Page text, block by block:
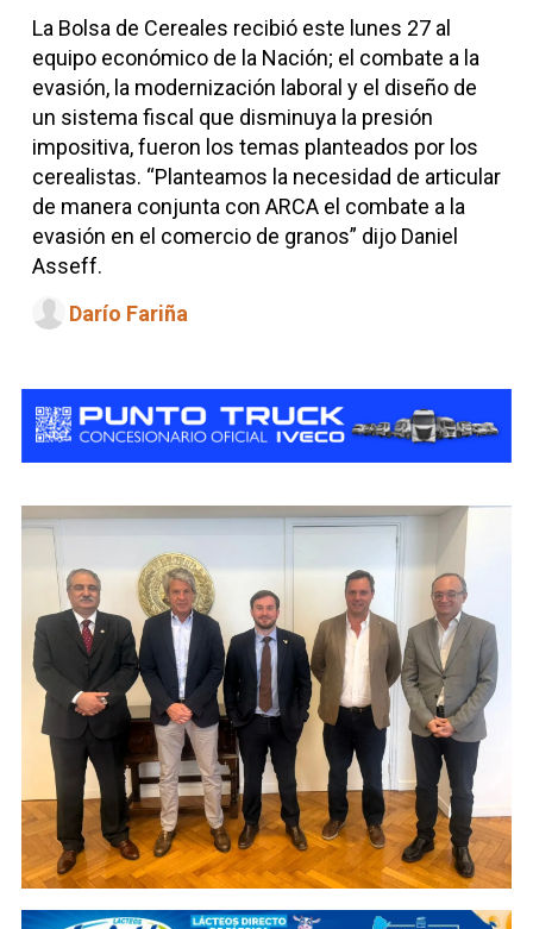
La Bolsa de Cereales recibió este lunes 27 al
equipo económico de la Nación; el combate a la
evasión, la modernización laboral y el diseño de
un sistema fiscal que disminuya la presión
impositiva, fueron los temas planteados por los
cerealistas. “Planteamos la necesidad de articular
de manera conjunta con ARCA el combate a la
evasión en el comercio de granos” dijo Daniel
Asseff.
Darío Fariña